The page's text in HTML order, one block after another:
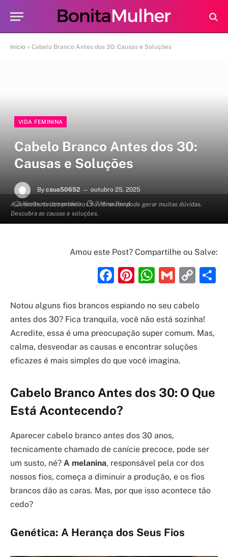
Início » Cabelo Branco Antes dos 30: Causas e Soluções
A descoberta dos primeiros fios brancos pode gerar muitas dúvidas.
Descubra as causas e soluções.
VIDA FEMININA
Cabelo Branco Antes dos 30:
Causas e Soluções
By caua50652
outubro 25, 2025
Nenhum comentário
7 Mins Read
Amou este Post? Compartilhe ou Salve:
Facebook
Pinterest
Gmail
Notou alguns fios brancos espiando no seu cabelo
antes dos 30? Fica tranquila, você não está sozinha!
Acredite, essa é uma preocupação super comum. Mas,
calma, desvendar as causas e encontrar soluções
eficazes é mais simples do que você imagina.
Cabelo Branco Antes dos 30: O Que
Está Acontecendo?
Aparecer cabelo branco antes dos 30 anos,
tecnicamente chamado de canície precoce, pode ser
um susto, né? A melanina, responsável pela cor dos
nossos fios, começa a diminuir a produção, e os fios
brancos dão as caras. Mas, por que isso acontece tão
cedo?
Genética: A Herança dos Seus Fios